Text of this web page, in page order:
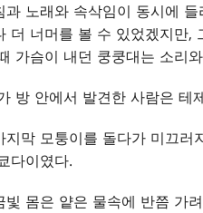
과 노래와 속삭임이 동시에
더 너머를 볼 수 있었겠지만,
가슴이 내던 쿵쿵대는 소리
방 안에서 발견한 사람은 테
지막 모퉁이를 돌다가 미끄
다이였다.
빛 몸은 얕은 물속에 반쯤 가